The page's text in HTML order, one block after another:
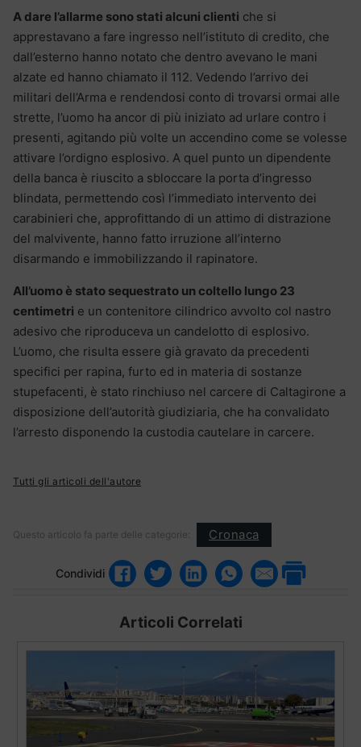
A dare l’allarme sono stati alcuni clienti che si
apprestavano a fare ingresso nell’istituto di credito, che
dall’esterno hanno notato che dentro avevano le mani
alzate ed hanno chiamato il 112. Vedendo l’arrivo dei
militari dell’Arma e rendendosi conto di trovarsi ormai alle
strette, l’uomo ha ancor di più iniziato ad urlare contro i
presenti, agitando più volte un accendino come se volesse
attivare l’ordigno esplosivo. A quel punto un dipendente
della banca è riuscito a sbloccare la porta d’ingresso
blindata, permettendo così l’immediato intervento dei
carabinieri che, approfittando di un attimo di distrazione
del malvivente, hanno fatto irruzione all’interno
disarmando e immobilizzando il rapinatore.
All’uomo è stato sequestrato un coltello lungo 23
centimetri e un contenitore cilindrico avvolto col nastro
adesivo che riproduceva un candelotto di esplosivo.
L’uomo, che risulta essere già gravato da precedenti
specifici per rapina, furto ed in materia di sostanze
stupefacenti, è stato rinchiuso nel carcere di Caltagirone a
disposizione dell’autorità giudiziaria, che ha convalidato
l’arresto disponendo la custodia cautelare in carcere.
Tutti gli articoli dell'autore
Questo articolo fa parte delle categorie: Cronaca
Condividi
Articoli Correlati